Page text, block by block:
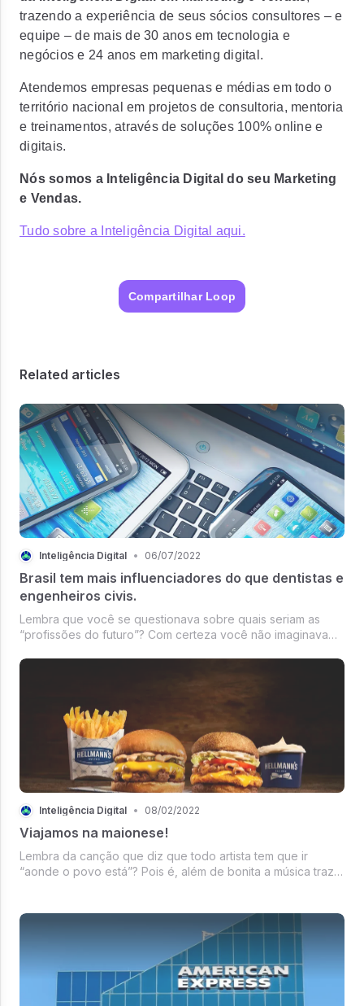
trazendo a experiência de seus sócios consultores – e
equipe – de mais de 30 anos em tecnologia e
negócios e 24 anos em marketing digital.
Atendemos empresas pequenas e médias em todo o
território nacional em projetos de consultoria, mentoria
e treinamentos, através de soluções 100% online e
digitais.
Nós somos a Inteligência Digital do seu Marketing
e Vendas.
Tudo sobre a Inteligência Digital aqui.
Compartilhar Loop
Related articles
Inteligência Digital • 06/07/2022
Brasil tem mais influenciadores do que dentistas e
engenheiros civis.
Lembra que você se questionava sobre quais seriam as
“profissões do futuro”? Com certeza você não imaginava
influenciadoras do que como dentistas ou engenheiros.
Inteligência Digital • 08/02/2022
Viajamos na maionese!
Lembra da canção que diz que todo artista tem que ir
“aonde o povo está”? Pois é, além de bonita a música traz
tradicionalíssima de mai...